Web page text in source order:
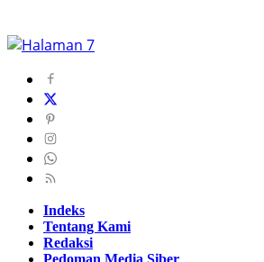
Indeks
Tentang Kami
Redaksi